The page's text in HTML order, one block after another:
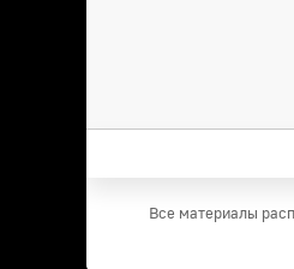
Все материалы